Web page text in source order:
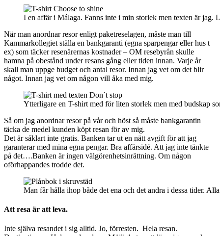
I en affär i Málaga. Fanns inte i min storlek men texten är jag.
När man anordnar resor enligt paketreselagen, måste man till
Kammarkollegiet ställa en bankgaranti (egna sparpengar eller hus t
ex) som täcker resenärernas kostnader – OM resebyrån skulle
hamna på obestånd under resans gång eller tiden innan. Varje år
skall man uppge budget och antal resor. Innan jag vet om det blir
något. Innan jag vet om någon vill åka med mig.
Ytterligare en T-shirt med för liten storlek men med budskap
Så om jag anordnar resor på vår och höst så måste bankgarantin
täcka de medel kunden köpt resan för av mig.
Det är såklart inte gratis. Banken tar ut en nätt avgift för att jag
garanterar med mina egna pengar. Bra affärsidé. Att jag inte tänkte
på det….Banken är ingen välgörenhetsinrättning. Om någon
oförhappandes trodde det.
Man får hålla ihop både det ena och det andra i dessa tider.
Att resa är att leva.
Inte själva resandet i sig alltid. Jo, förresten. Hela resan.